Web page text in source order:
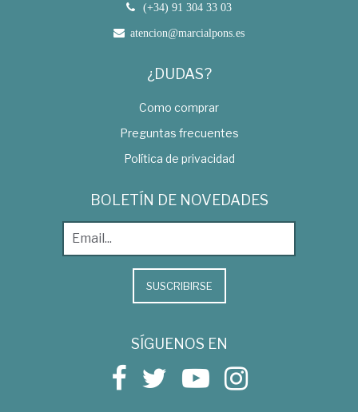
(+34) 91 304 33 03
atencion@marcialpons.es
¿DUDAS?
Como comprar
Preguntas frecuentes
Política de privacidad
BOLETÍN DE NOVEDADES
SUSCRIBIRSE
SÍGUENOS EN